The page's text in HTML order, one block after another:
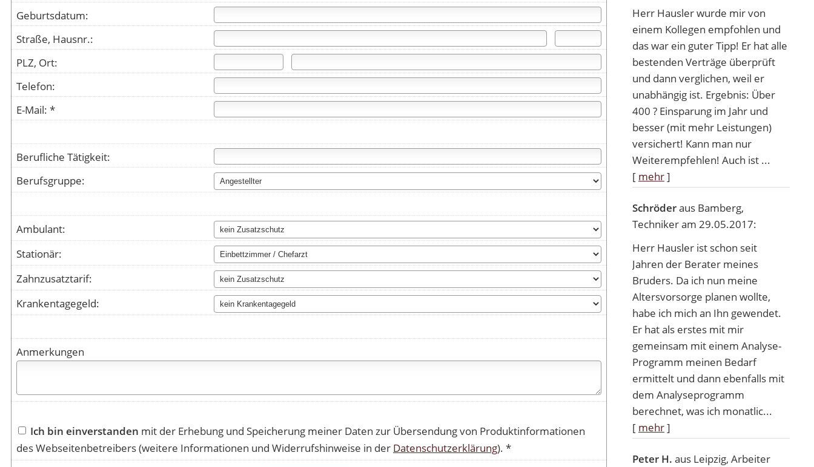
Herr Hausler wurde mir von
einem Kollegen empfohlen und
das war ein guter Tipp! Er hat alle
bestenden Verträge überprüft
und dann verglichen, weil er
unabhängig ist. Ergebnis: Über
400 ? Einsparung im Jahr und
besser (mit mehr Leistungen)
versichert! Kann man nur
Weiterempfehlen! Auch ist ...
[ mehr]
Schröderaus Bamberg,
Technikeram 29.05.2017:
Herr Hausler ist schon seit
Jahren der Berater meines
Bruders. Da ich nun meine
Altersvorsorge planen wollte,
habe ich mich an Ihn gewendet.
Er hat als erstes mit mir
gemeinsam mit einem Analyse-
Programm meinen Bedarf
ermittelt und dann ebenfalls mit
dem Analyseprogramm
berechnet, was ich monatlic...
[ mehr]
Peter H. aus Leipzig, Arbeiter
Geburtsdatum:
Straße, Hausnr.:
PLZ, Ort:
Telefon:
E-Mail: *
Berufliche Tätigkeit:
Berufsgruppe:
Ambulant:
Stationär:
Zahnzusatztarif:
Krankentagegeld:
Anmerkungen
Ich bin einverstanden mit der Erhebung und Speicherung meiner Daten zur Übersendung von Produktinformationen
des Webseitenbetreibers (weitere Informationen und Widerrufshinweise in der Datenschutzerklärung). *